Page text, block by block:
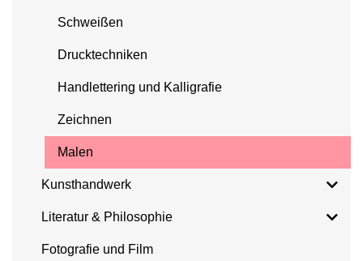
Schweißen
Drucktechniken
Handlettering und Kalligrafie
Zeichnen
Malen
Kunsthandwerk
Literatur & Philosophie
Fotografie und Film